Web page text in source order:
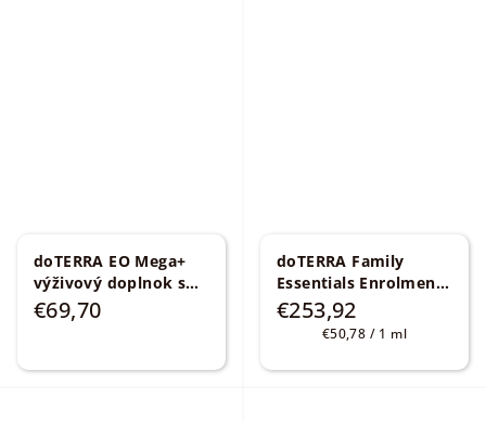
doTERRA EO Mega+
výživový doplnok s
rybím a olivovým
olejom
€69,70
doTERRA Family
Essentials Enrolment
Kit 10 x 5 ml
€253,92
Jednotková
€50,78 / 1 ml